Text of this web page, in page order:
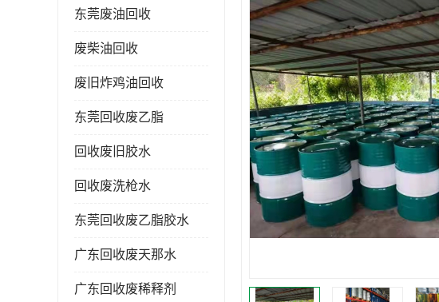
东莞废油回收
废柴油回收
废旧炸鸡油回收
东莞回收废乙脂
回收废旧胶水
回收废洗枪水
东莞回收废乙脂胶水
广东回收废天那水
广东回收废稀释剂